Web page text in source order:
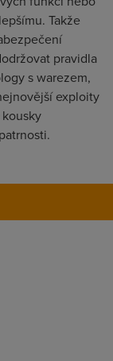
Takže
pravidla
s warezem,
exploity